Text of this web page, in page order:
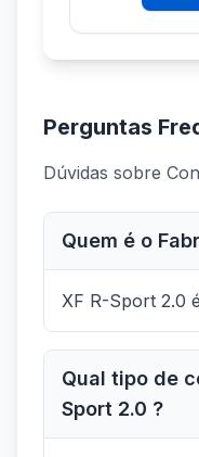
Perguntas
Dúvidas sobre
Quem é o
XF R-Sport 2.0
Qual tipo de
Sport 2.0 ?